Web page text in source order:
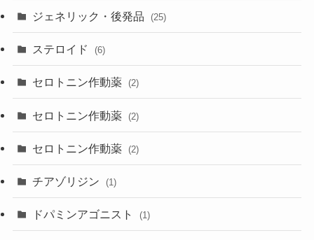
ジェネリック・後発品 (25)
ステロイド (6)
セロトニン作動薬 (2)
セロトニン作動薬 (2)
セロトニン作動薬 (2)
チアゾリジン (1)
ドパミンアゴニスト (1)